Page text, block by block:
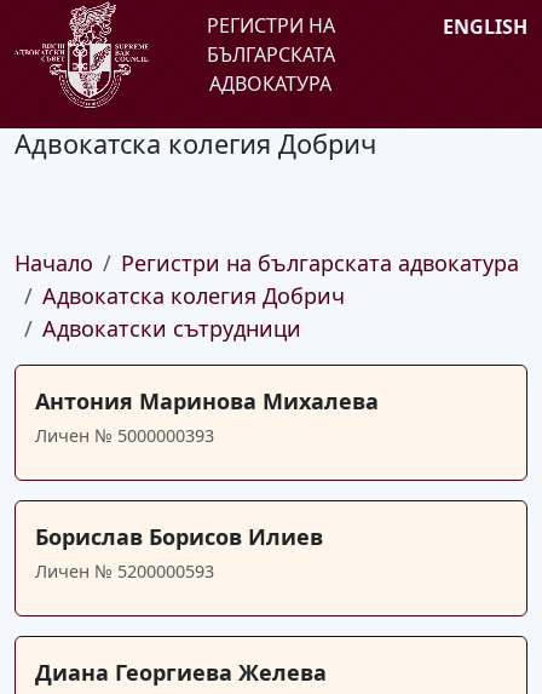
РЕГИСТРИ НА
БЪЛГАРСКАТА
АДВОКАТУРА
ENGLISH
Адвокатска колегия Добрич
Начало
Регистри на българската адвокатура
Адвокатска колегия Добрич
Адвокатски сътрудници
Антония Маринова Михалева
Личен № 5000000393
Борислав Борисов Илиев
Личен № 5200000593
Диана Георгиева Желева